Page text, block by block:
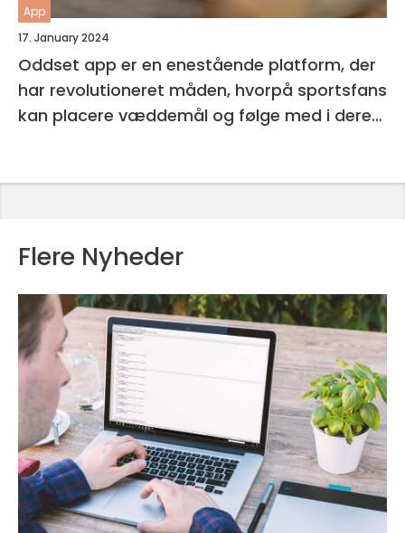
App
17. January 2024
Oddset app er en enestående platform, der
har revolutioneret måden, hvorpå sportsfans
kan placere væddemål og følge med i deres
Flere Nyheder